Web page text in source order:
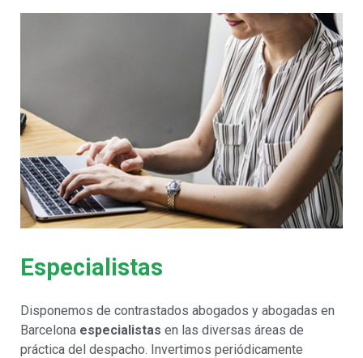
Especialistas
Disponemos de contrastados abogados y abogadas en
Barcelona especialistas en las diversas áreas de
práctica del despacho. Invertimos periódicamente